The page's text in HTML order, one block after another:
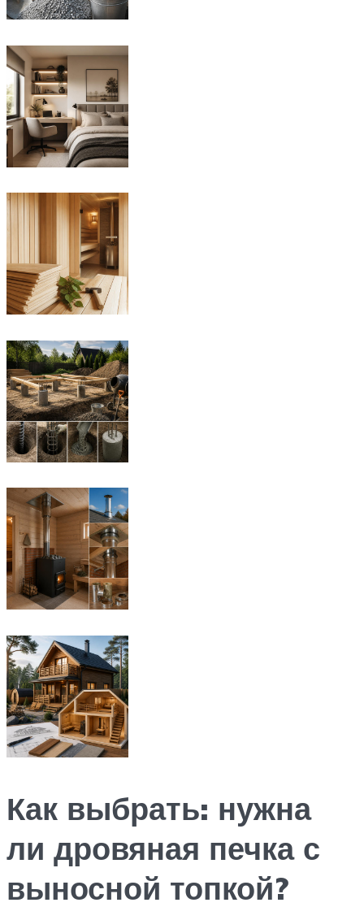
Как выбрать: нужна
ли дровяная печка с
выносной топкой?